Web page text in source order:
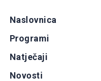
Naslovnica
Programi
Natječaji
Novosti